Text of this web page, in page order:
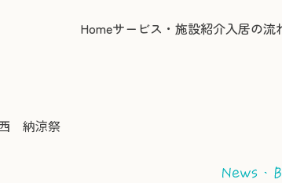
Homeサービス・施設紹介入居の流
納涼祭